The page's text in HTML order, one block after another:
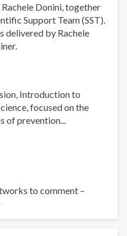
Rachele Donini, together
Support Team (SST).
delivered by Rachele
Introduction to
focused on the
of prevention...
to comment –